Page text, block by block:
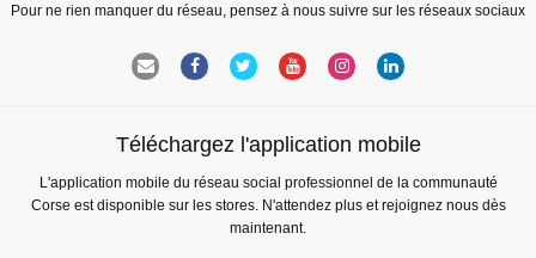
Pour ne rien manquer du réseau, pensez à nous suivre sur les réseaux sociaux
Téléchargez l'application mobile
L'application mobile du réseau social professionnel de la communauté
Corse est disponible sur les stores. N'attendez plus et rejoignez nous dès
maintenant.